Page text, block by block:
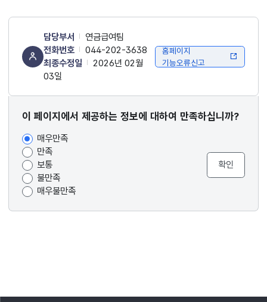
담당부서
연금급여팀
전화번호
044-202-3638
최종수정일
2026년 02월
03일
홈페이지
기능오류신고
콘텐츠
조사
이 페이지에서 제공하는 정보에 대하여 만족하십니까?
매우만족
만족
보통
불만족
매우불만족